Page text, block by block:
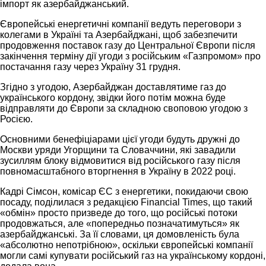
імпорт як азербайджанський.
Європейські енергетичні компанії ведуть переговори з
колегами в Україні та Азербайджані, щоб забезпечити
продовження поставок газу до Центральної Європи після
закінчення терміну дії угоди з російським «Газпромом» про
постачання газу через Україну 31 грудня.
Згідно з угодою, Азербайджан доставлятиме газ до
українського кордону, звідки його потім можна буде
відправляти до Європи за складною своповою угодою з
Росією.
Основними бенефіціарами цієї угоди будуть дружні до
Москви уряди Угорщини та Словаччини, які завадили
зусиллям блоку відмовитися від російського газу після
повномасштабного вторгнення в Україну в 2022 році.
Кадрі Сімсон, комісар ЄС з енергетики, покидаючи свою
посаду, поділилася з редакцією Financial Times, що такий
«обмін» просто призведе до того, що російські потоки
продовжаться, але «попередньо позначатимуться» як
азербайджанські. За її словами, ця домовленість була
«абсолютно непотрібною», оскільки європейські компанії
могли самі купувати російський газ на українському кордоні,